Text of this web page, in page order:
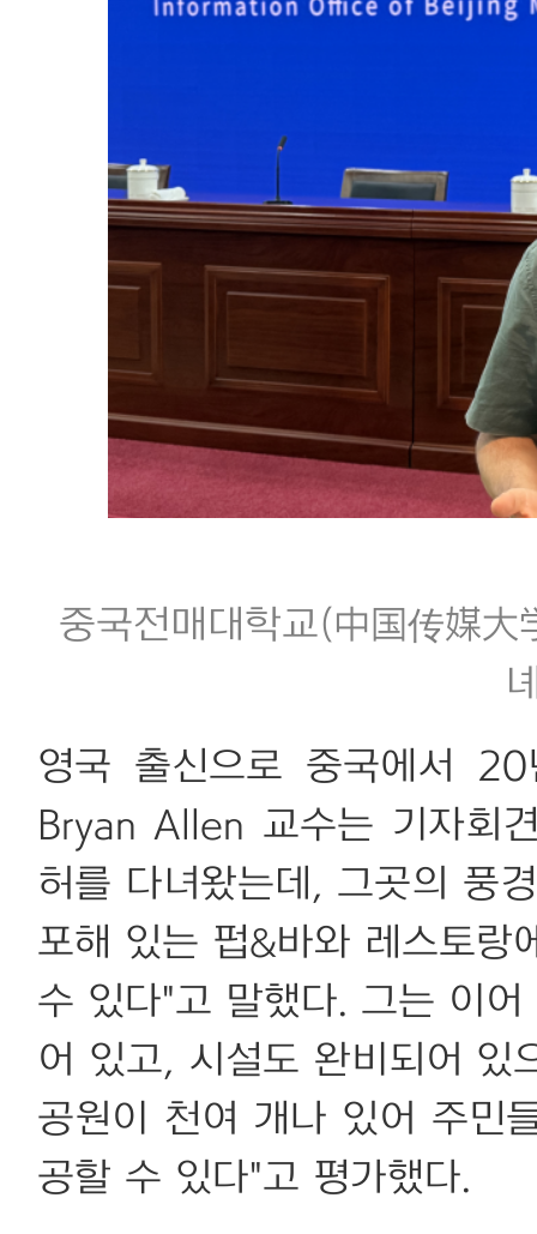
중국전매대학교(中国传媒
영국 출신으로 중국에서
Bryan Allen 교수는 기자회
허를 다녀왔는데, 그곳의 풍
포해 있는 펍&바와 레스토랑
수 있다"고 말했다. 그는 이
어 있고, 시설도 완비되어 있
공원이 천여 개나 있어 주민
공할 수 있다"고 평가했다.